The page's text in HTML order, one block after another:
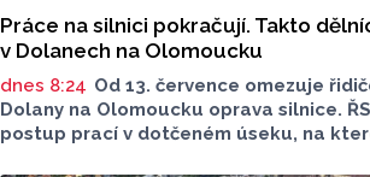
Práce na silnici pokračují. Takto
v Dolanech na Olomoucku
dnes 8:24 Od 13. července omezuje
Dolany na Olomoucku oprava silnice.
postup prací v dotčeném úseku, na